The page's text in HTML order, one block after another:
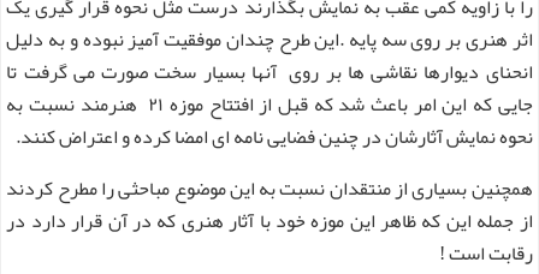
اثر هنری بر روی سه پایه .این طرح چندان موفقیت ‌آمیز نبوده و به دلیل
انحنای دیوارها نقاشی ها بر روی آنها بسیار سخت صورت می گرفت تا
جایی که این امر باعث شد که قبل از افتتاح موزه ۲۱ هنرمند نسبت به
نحوه نمایش آثارشان در چنین فضایی نامه ای امضا کرده و اعتراض کنند.
همچنین بسیاری از منتقدان نسبت به این موضوع مباحثی را مطرح کردند
از جمله این که ظاهر این موزه خود با آثار هنری که در آن قرار دارد در
رقابت است !